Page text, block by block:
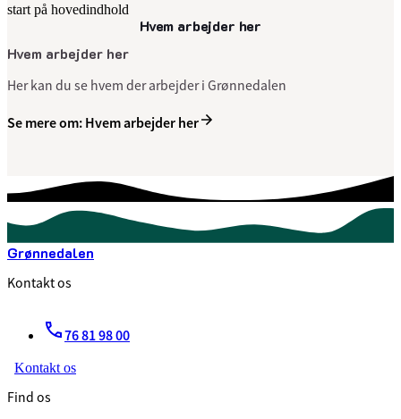
start på hovedindhold
Hvem arbejder hersenest opdateret 10. juli 2025
Hvem arbejder her
Her kan du se hvem der arbejder i Grønnedalen
Se mere om: Hvem arbejder her
Grønnedalen
Kontakt os
76 81 98 00
Kontakt os
Find os